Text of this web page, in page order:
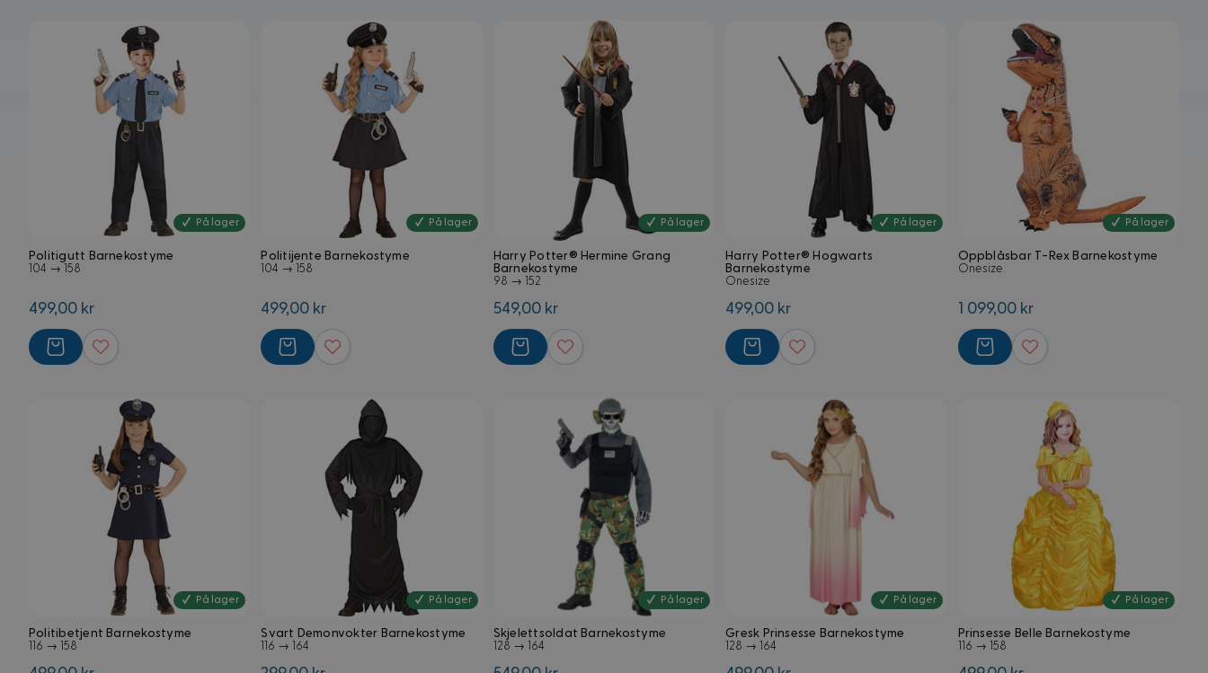
På lager
Politigutt Barnekostyme
104 → 158
499,00 kr
På lager
Politijente Barnekostyme
104 → 158
499,00 kr
På lager
Harry Potter® Hermine Grang
Barnekostyme
98 → 152
549,00 kr
På lager
Harry Potter® Hogwarts
Barnekostyme
Onesize
499,00 kr
På lager
Oppblåsbar T-Rex Barnekostyme
Onesize
1 099,00 kr
På lager
Politibetjent Barnekostyme
116 → 158
På lager
Svart Demonvokter Barnekostyme
116 → 164
På lager
Skjelettsoldat Barnekostyme
128 → 164
På lager
Gresk Prinsesse Barnekostyme
128 → 164
På lager
Prinsesse Belle Barnekostyme
116 → 158